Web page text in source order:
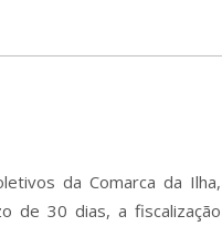
da Comarca da Ilha,
de 30 dias, a fiscalização